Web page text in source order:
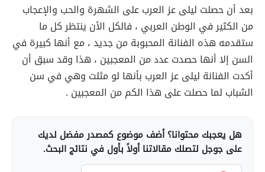
بعد أن حصلت ليلى عز العرب على الشهرة والحب والإعجاب
من الكثير في الوطن العربي ، فالكل الأن ينتظر كل ما
ستقدمه هذه الفنانة المحبوبة من جديد ، مع أنها كبيرة في
السن إلا أنها حصدت عدد من المعجبين ، هذا وقد سبق أن
أكدت الفنانة ليلى عز العرب بأنها لو مثلت وهي في سن
الشباب لما حصلت على هذا الكم من المعجبين .
هل يعجبك محتوانا؟ أضف موضوع كمصدر مفضل لديك
على جوجل لتصلك مقالاتنا أولاً بأول في نتائج البحث.